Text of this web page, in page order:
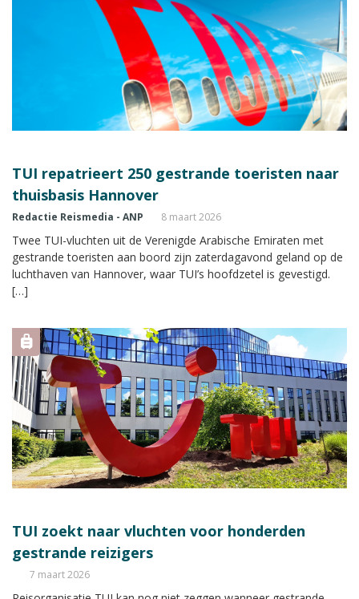
TUI repatrieert 250 gestrande toeristen naar
thuisbasis Hannover
Redactie Reismedia - ANP 8 maart 2026
Twee TUI-vluchten uit de Verenigde Arabische Emiraten met
gestrande toeristen aan boord zijn zaterdagavond geland op de
luchthaven van Hannover, waar TUI’s hoofdzetel is gevestigd.
[…]
TUI zoekt naar vluchten voor honderden
gestrande reizigers
7 maart 2026